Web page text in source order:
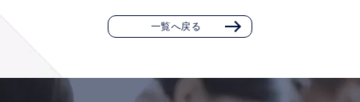
一覧へ戻る